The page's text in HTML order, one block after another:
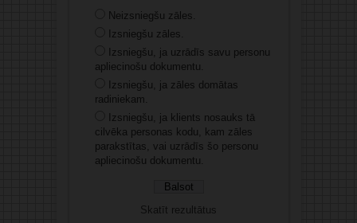
Neizsniegšu zāles.
Izsniegšu zāles.
Izsniegšu, ja uzrādīs savu personu
apliecinošu dokumentu.
Izsniegšu, ja zāles domātas
radiniekam.
Izsniegšu, ja klients nosauks tā
cilvēka personas kodu, kam zāles
parakstītas, vai uzrādīs šo personu
apliecinošu dokumentu.
Skatīt rezultātus